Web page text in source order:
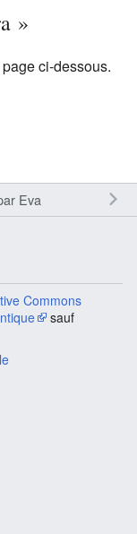
»
ci-dessous.
Eva
Commons
sauf